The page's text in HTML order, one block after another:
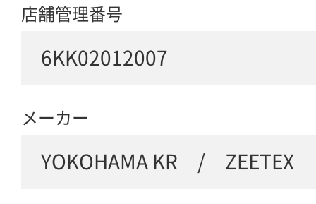
店舗管理番号
6KK02012007
メーカー
YOKOHAMA KR / ZEETEX